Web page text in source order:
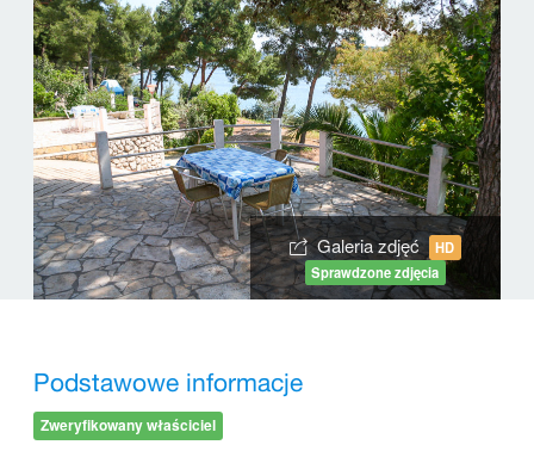
Galeria zdjęć HD
Sprawdzone zdjęcia
Podstawowe informacje
Zweryfikowany właściciel